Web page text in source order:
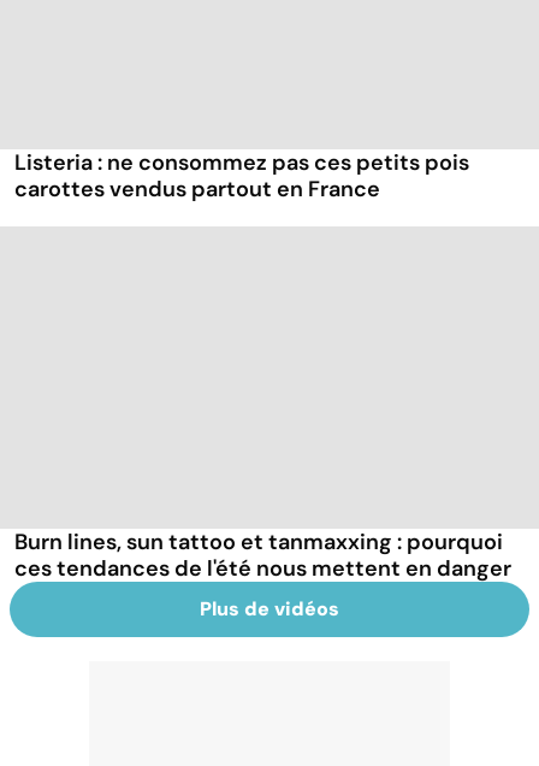
Listeria : ne consommez pas ces petits pois
carottes vendus partout en France
Burn lines, sun tattoo et tanmaxxing : pourquoi
ces tendances de l'été nous mettent en danger
Plus de vidéos